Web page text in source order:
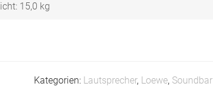
15,0 kg
Kategorien: Lautsprecher, Loewe, Soundbar